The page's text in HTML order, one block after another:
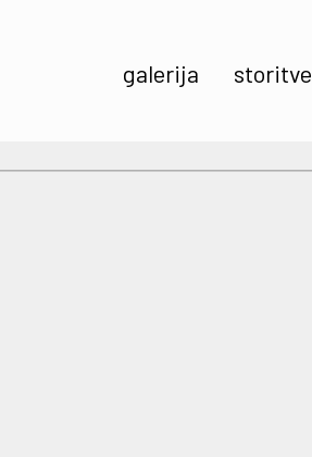
galerija storitve